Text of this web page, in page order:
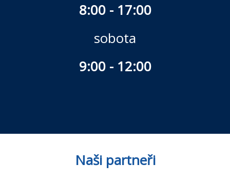
8:00 - 17:00
sobota
9:00 - 12:00
Naši partneři